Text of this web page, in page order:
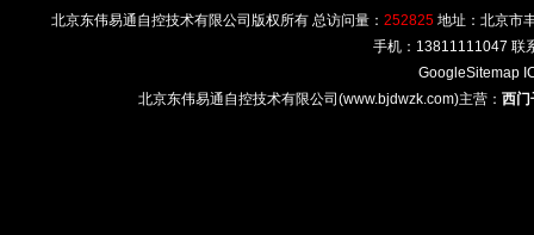
北京东伟易通自控技术有限公司版权所有 总访问量： 252825 地址：北京市
手机：13811111047 联
GoogleSitemap
北京东伟易通自控技术有限公司(www.bjdwzk.com)主营： 西门